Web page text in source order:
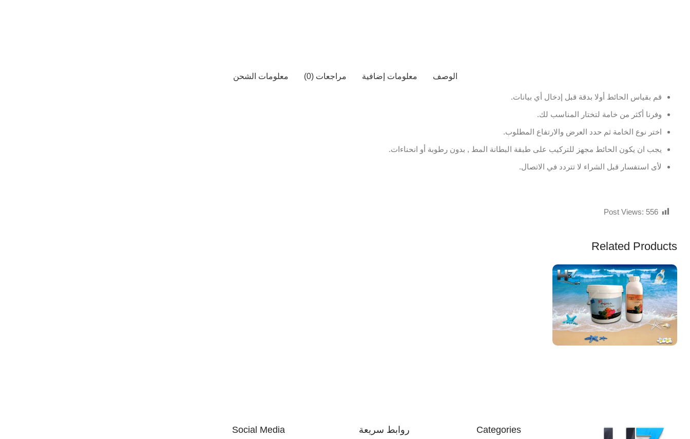
الوصف معلومات إضافية مراجعات (0) معلومات الشحن
قم بقياس الحائط أولا بدقة قبل إدخال أي بيانات.
وفرنا أكثر من خامة لتختار المناسب لك.
اختر نوع الخامة ثم حدد العرض والارتفاع المطلوب.
يجب ان يكون الحائط مجهز للتركيب على طبقة البطانة المط , بدون رطوبة أو انحناءات.
لأى استفسار قبل الشراء لا تتردد في الاتصال.
Post Views: 556
Related Products
Categories روابط سريعة Social Media